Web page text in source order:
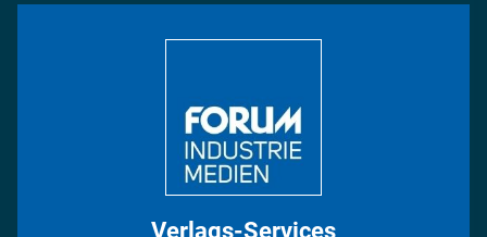
Verlags-Services